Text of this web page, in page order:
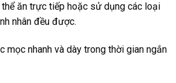
thể ăn trực tiếp hoặc sử dụng các loại
nhân đều được.